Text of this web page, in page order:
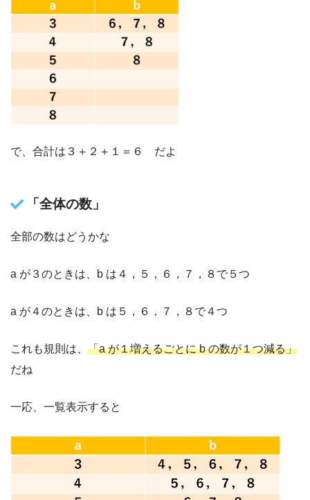
で、合計は３＋２＋１＝６ だよ
「全体の数」
全部の数はどうかな
a が３のときは、b は４，５，６，７，８で５つ
a が４のときは、b は５，６，７，８で４つ
これも規則は、 「a が１増えるごとに b の数が１つ減る」
だね
一応、一覧表示すると